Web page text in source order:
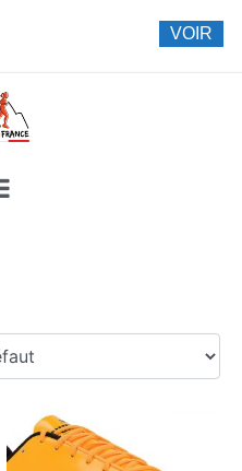
VOIR